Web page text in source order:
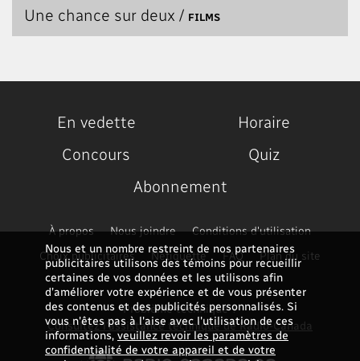
Une chance sur deux / FILMS
Nous et un nombre restreint de nos partenaires
publicitaires utilisons des témoins pour recueillir
certaines de vos données et les utilisons afin
d’améliorer votre expérience et de vous présenter
des contenus et des publicités personnalisés. Si
vous n'êtes pas à l'aise avec l'utilisation de ces
informations,veuillez revoir les paramètres de
confidentialité de votre appareil et de votre
En vedette
Horaire
Concours
Quiz
Abonnement
À propos Nous joindre
Conditions d'utilisation
Choix publicitaires
Nétiquette FAQ Plan du site
Problème technique ?
Consultez l'assistance technique de Radio-Canada